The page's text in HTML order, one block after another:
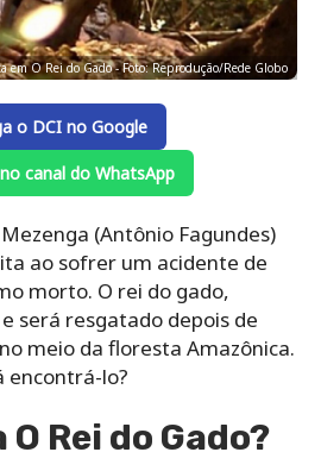
O Rei do Gado - Foto: Reprodução/Rede Globo
o DCI no Google
canal do WhatsApp
(Antônio Fagundes)
ao sofrer um acidente de
morto. O rei do gado,
será resgatado depois de
meio da floresta Amazônica.
encontrá-lo?
Rei do Gado?